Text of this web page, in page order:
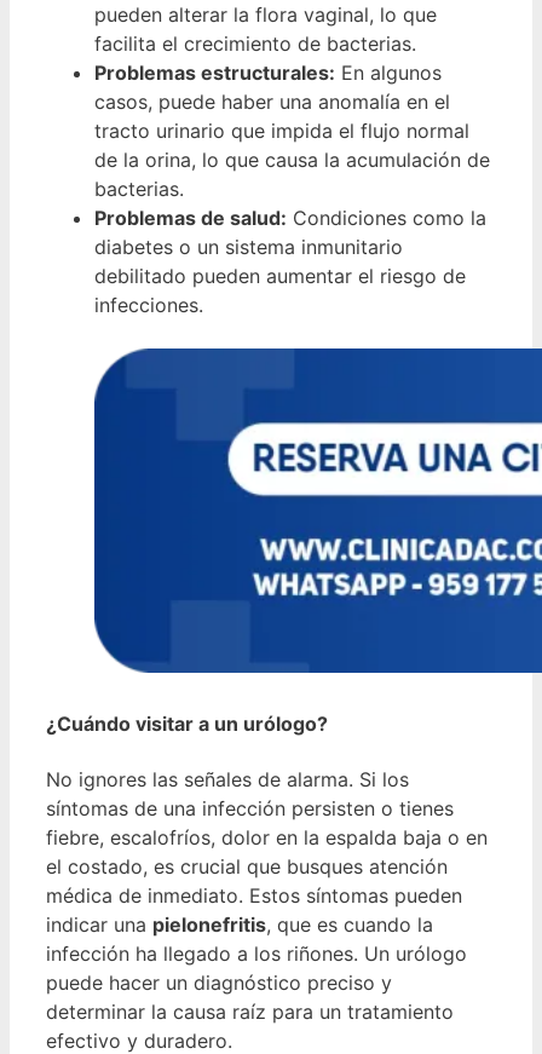
pueden alterar la flora vaginal, lo que
facilita el crecimiento de bacterias.
Problemas estructurales: En algunos
casos, puede haber una anomalía en el
tracto urinario que impida el flujo normal
de la orina, lo que causa la acumulación de
bacterias.
Problemas de salud: Condiciones como la
diabetes o un sistema inmunitario
debilitado pueden aumentar el riesgo de
infecciones.
¿Cuándo visitar a un urólogo?
No ignores las señales de alarma. Si los
síntomas de una infección persisten o tienes
fiebre, escalofríos, dolor en la espalda baja o en
el costado, es crucial que busques atención
médica de inmediato. Estos síntomas pueden
indicar una pielonefritis, que es cuando la
infección ha llegado a los riñones. Un urólogo
puede hacer un diagnóstico preciso y
determinar la causa raíz para un tratamiento
efectivo y duradero.